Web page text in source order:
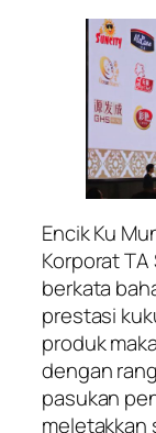
Encik Ku
Korporat
berkata
prestasi
produk
dengan
pasukan
meletakkan